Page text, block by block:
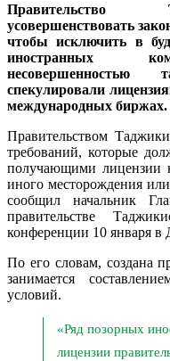
Правительство
усовершенствовать
чтобы исключить в
иностранных
несовершенностью
спекулировали
международных биржах.
Правительством
требований, которые
получающими лицензии
иного месторождения
сообщил начальник
правительстве
конференции 10 января в
По его словам, создана
занимается
условий.
«Ряд позорных
лицензии